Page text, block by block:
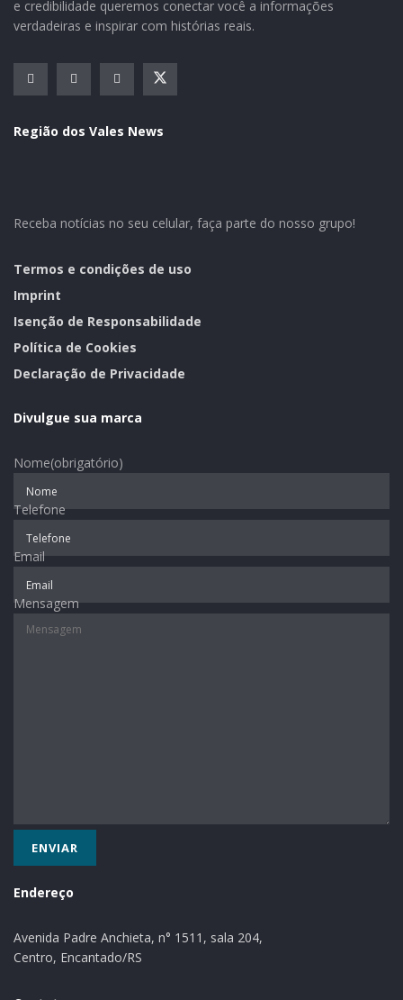
diferentes gêneros e espécies do Rio Grande do Sul,
Brasil e do Mundo. O Cactário tem aproximadamente
aberto ao público do Brasil.
para receber os visitantes de segunda a sábado. Aos
domingos apenas com agendamento.
ACESSO:
A partir de Estrela, utilizar a RS129. São 20 km de
estrada asfaltada até Colinas. De Colinas a Imigrante
são 10 km. Chegando no município, há placas indicando
e credibilidade queremos conectar você a informações
verdadeiras e inspirar com histórias reais.
Região dos Vales News
Receba notícias no seu celular, faça parte do nosso grupo!
Termos e condições de uso
Imprint
Isenção de Responsabilidade
Política de Cookies
Declaração de Privacidade
Divulgue sua marca
Nome(obrigatório)
Telefone
Email
Mensagem
Endereço
Avenida Padre Anchieta, n° 1511, sala 204,
Centro, Encantado/RS